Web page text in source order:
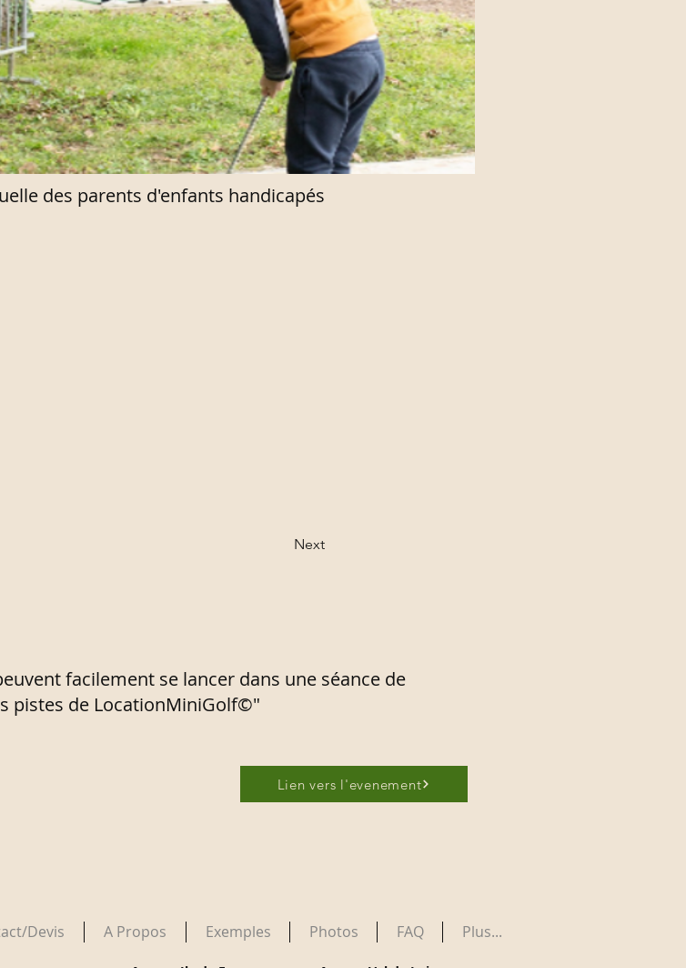
des parents d'enfants handicapés
Next
facilement se lancer dans une séance de
pistes de LocationMiniGolf©"
Lien vers l'evenement
Devis A Propos Exemples Photos FAQ Plus...